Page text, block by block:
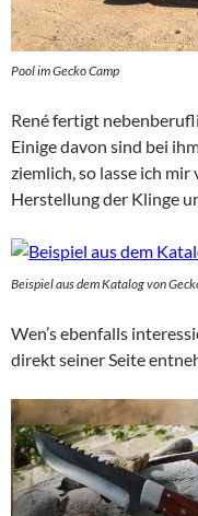
Pool im Gecko Camp
René fertigt
Einige davon sind bei
ziemlich, so lasse ich
Herstellung der Klinge
Beispiel aus dem Katalog von
Wen’s ebenfalls
direkt seiner Seite